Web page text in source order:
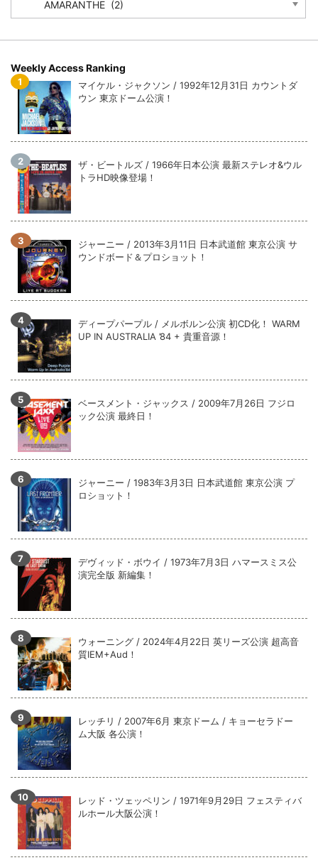
リアム・ギャラガー / 2024年6月3日 カーディフ公演 IEM/AUD 完
全収録！
*NEW RELEASE (最新約3ヶ月)
2024.6.24
*NEW RELEASE (最新約3ヶ月)
マネスキン / 2024年6月9日 ドイツ ROCK AM RING 公演 FHD 完
全収録！
*NEW RELEASE (最新約3ヶ月)
リアム・ギャラガー / 2024年6月1日 英国シェフィールド公演 完
全収録！
*NEW RELEASE (最新約3ヶ月)
2024.6.9
メガデス / 2023年8月4日 ドイツ W.O.A. 公演 FHD 完全収録！
*NEW RELEASE (最新約3ヶ月)
ユーライア・ヒープ / 2023年8月3日 ドイツ W.O.A. 公演 FHD 完
全収録！
*NEW RELEASE (最新約3ヶ月)
2024.6.9
ジャーニー / 1979年5月8+9日 コロラド州 2公演 SBD 完全収録！
Weekly Access Ranking
マイケル・ジャクソン / 1992年12月31日 カウントダ
ウン 東京ドーム公演！
ザ・ビートルズ / 1966年日本公演 最新ステレオ&ウル
トラHD映像登場！
ジャーニー / 2013年3月11日 日本武道館 東京公演 サ
ウンドボード＆プロショット！
ディープパープル / メルボルン公演 初CD化！ WARM
UP IN AUSTRALIA ’84 + 貴重音源！
ベースメント・ジャックス / 2009年7月26日 フジロ
ック公演 最終日！
ジャーニー / 1983年3月3日 日本武道館 東京公演 プ
ロショット！
デヴィッド・ボウイ / 1973年7月3日 ハマースミス公
演完全版 新編集！
ウォーニング / 2024年4月22日 英リーズ公演 超高音
質IEM+Aud！
レッチリ / 2007年6月 東京ドーム / キョーセラドー
ム大阪 各公演！
レッド・ツェッペリン / 1971年9月29日 フェスティバ
ルホール大阪公演！